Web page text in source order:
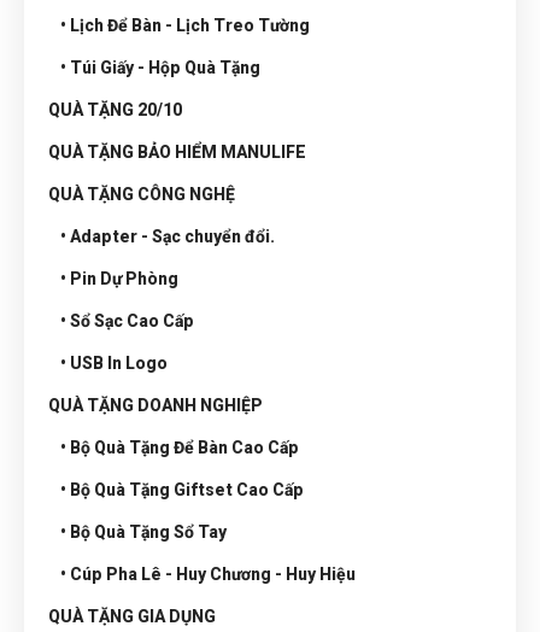
• Lịch Để Bàn - Lịch Treo Tường
• Túi Giấy - Hộp Quà Tặng
QUÀ TẶNG 20/10
QUÀ TẶNG BẢO HIỂM MANULIFE
QUÀ TẶNG CÔNG NGHỆ
• Adapter - Sạc chuyển đổi.
• Pin Dự Phòng
• Sổ Sạc Cao Cấp
• USB In Logo
QUÀ TẶNG DOANH NGHIỆP
• Bộ Quà Tặng Để Bàn Cao Cấp
• Bộ Quà Tặng Giftset Cao Cấp
• Bộ Quà Tặng Sổ Tay
• Cúp Pha Lê - Huy Chương - Huy Hiệu
QUÀ TẶNG GIA DỤNG